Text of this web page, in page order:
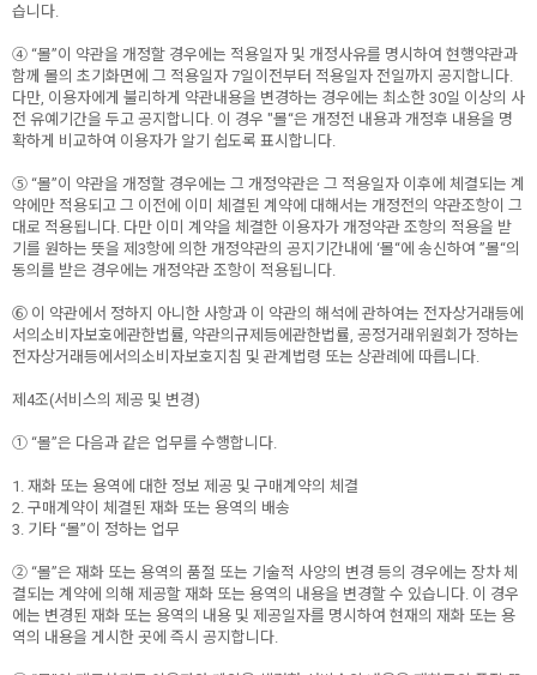
습니다.
④ “몰”이 약관을 개정할 경우에는 적용일자 및 개정사유를 명시하여 현행약관과
함께 몰의 초기화면에 그 적용일자 7일이전부터 적용일자 전일까지 공지합니다.
다만, 이용자에게 불리하게 약관내용을 변경하는 경우에는 최소한 30일 이상의 사
전 유예기간을 두고 공지합니다. 이 경우 "몰“은 개정전 내용과 개정후 내용을 명
확하게 비교하여 이용자가 알기 쉽도록 표시합니다.
⑤ “몰”이 약관을 개정할 경우에는 그 개정약관은 그 적용일자 이후에 체결되는 계
약에만 적용되고 그 이전에 이미 체결된 계약에 대해서는 개정전의 약관조항이 그
대로 적용됩니다. 다만 이미 계약을 체결한 이용자가 개정약관 조항의 적용을 받
기를 원하는 뜻을 제3항에 의한 개정약관의 공지기간내에 ‘몰“에 송신하여 ”몰“의
동의를 받은 경우에는 개정약관 조항이 적용됩니다.
⑥ 이 약관에서 정하지 아니한 사항과 이 약관의 해석에 관하여는 전자상거래등에
서의소비자보호에관한법률, 약관의규제등에관한법률, 공정거래위원회가 정하는
전자상거래등에서의소비자보호지침 및 관계법령 또는 상관례에 따릅니다.
제4조(서비스의 제공 및 변경)
① “몰”은 다음과 같은 업무를 수행합니다.
1. 재화 또는 용역에 대한 정보 제공 및 구매계약의 체결
2. 구매계약이 체결된 재화 또는 용역의 배송
3. 기타 “몰”이 정하는 업무
② “몰”은 재화 또는 용역의 품절 또는 기술적 사양의 변경 등의 경우에는 장차 체
결되는 계약에 의해 제공할 재화 또는 용역의 내용을 변경할 수 있습니다. 이 경우
에는 변경된 재화 또는 용역의 내용 및 제공일자를 명시하여 현재의 재화 또는 용
역의 내용을 게시한 곳에 즉시 공지합니다.